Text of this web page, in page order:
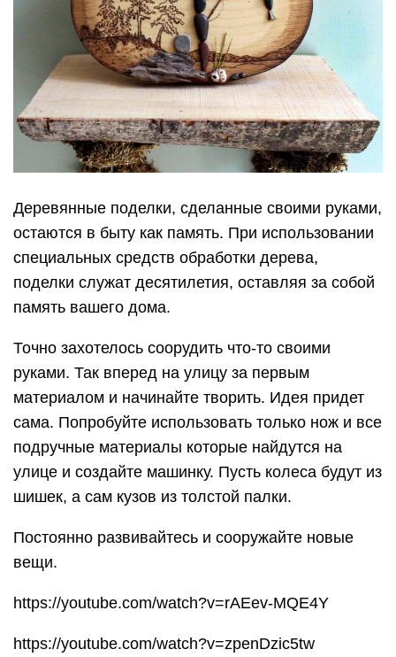
Деревянные поделки, сделанные своими руками,
остаются в быту как память. При использовании
специальных средств обработки дерева,
поделки служат десятилетия, оставляя за собой
память вашего дома.
Точно захотелось соорудить что-то своими
руками. Так вперед на улицу за первым
материалом и начинайте творить. Идея придет
сама. Попробуйте использовать только нож и все
подручные материалы которые найдутся на
улице и создайте машинку. Пусть колеса будут из
шишек, а сам кузов из толстой палки.
Постоянно развивайтесь и сооружайте новые
вещи.
https://youtube.com/watch?v=rAEev-MQE4Y
https://youtube.com/watch?v=zpenDzic5tw